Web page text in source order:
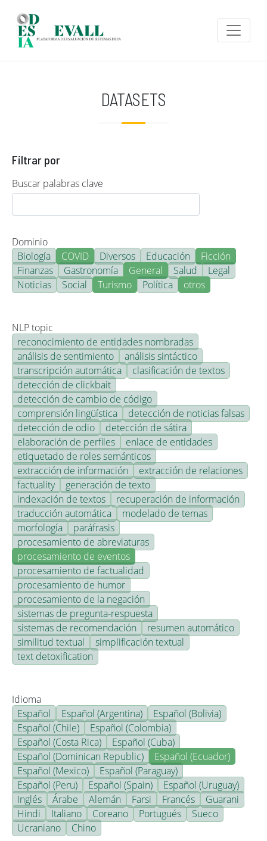
DATASETS
Filtrar por
Buscar palabras clave
Dominio
Biología
COVID Diversos Educación
Ficción
Finanzas
Gastronomía General Salud
Legal
Noticias
Social Turismo Política otros
NLP topic
reconocimiento de entidades nombradas
análisis de sentimiento
análisis sintáctico
transcripción automática
clasificación de textos
detección de clickbait
detección de cambio de código
comprensión lingüística
detección de noticias falsas
detección de odio
detección de sátira
elaboración de perfiles
enlace de entidades
etiquetado de roles semánticos
extracción de información
extracción de relaciones
factuality
generación de texto
indexación de textos
recuperación de información
traducción automática
modelado de temas
morfología
paráfrasis
procesamiento de abreviaturas
procesamiento de eventos
procesamiento de factualidad
procesamiento de humor
procesamiento de la negación
sistemas de pregunta-respuesta
sistemas de recomendación
resumen automático
similitud textual
simplificación textual
text detoxification
Idioma
Español
Español (Argentina)
Español (Bolivia)
Español (Chile)
Español (Colombia)
Español (Costa Rica)
Español (Cuba)
Español (Dominican Republic)
Español (Ecuador)
Español (Mexico)
Español (Paraguay)
Español (Peru)
Español (Spain)
Español (Uruguay)
Inglés
Árabe Alemán Farsi Francés
Guarani
Hindi
Italiano Coreano Portugués
Sueco
Ucraniano
Chino